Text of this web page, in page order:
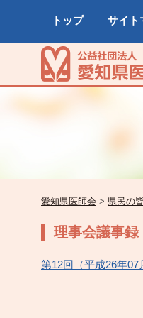
トップ サイト
愛知県医師会 > 県民の
理事会議事録
第12回（平成26年07